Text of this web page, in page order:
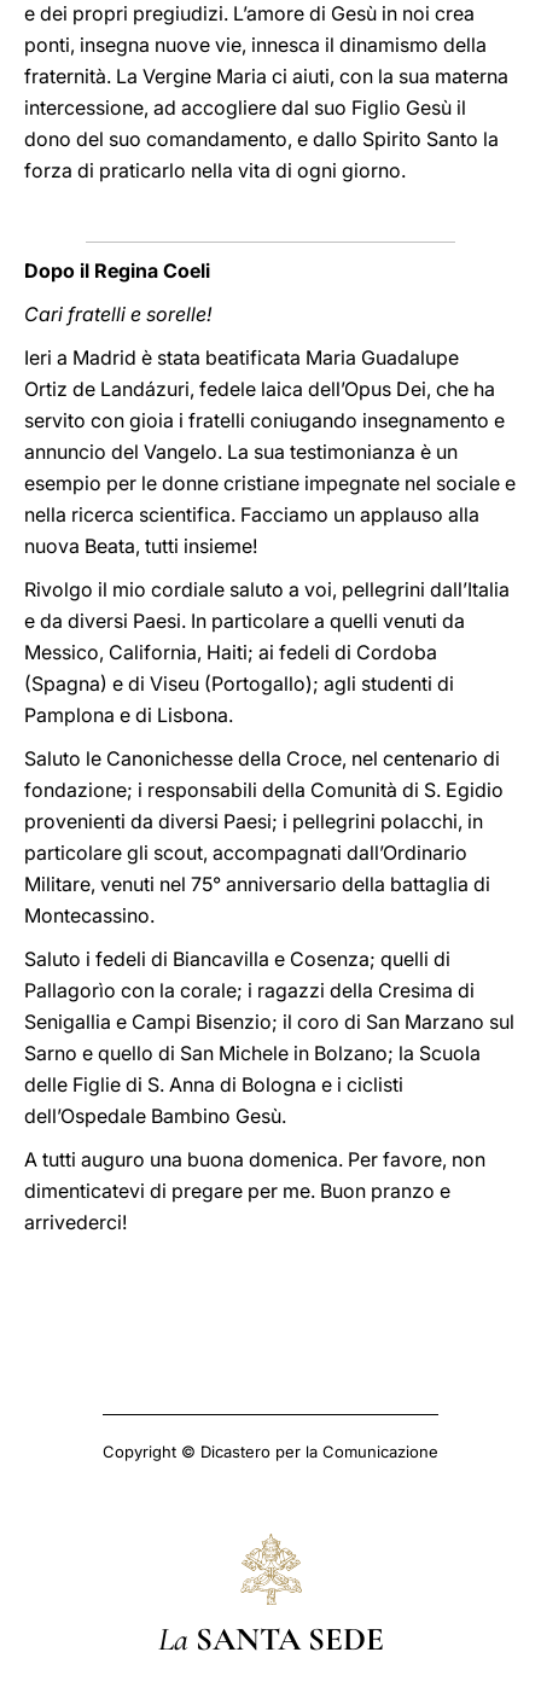
e dei propri pregiudizi. L’amore di Gesù in noi crea
ponti, insegna nuove vie, innesca il dinamismo della
fraternità. La Vergine Maria ci aiuti, con la sua materna
intercessione, ad accogliere dal suo Figlio Gesù il
dono del suo comandamento, e dallo Spirito Santo la
forza di praticarlo nella vita di ogni giorno.
Dopo il Regina Coeli
Cari fratelli e sorelle!
Ieri a Madrid è stata beatificata Maria Guadalupe
Ortiz de Landázuri, fedele laica dell’Opus Dei, che ha
servito con gioia i fratelli coniugando insegnamento e
annuncio del Vangelo. La sua testimonianza è un
esempio per le donne cristiane impegnate nel sociale e
nella ricerca scientifica. Facciamo un applauso alla
nuova Beata, tutti insieme!
Rivolgo il mio cordiale saluto a voi, pellegrini dall’Italia
e da diversi Paesi. In particolare a quelli venuti da
Messico, California, Haiti; ai fedeli di Cordoba
(Spagna) e di Viseu (Portogallo); agli studenti di
Pamplona e di Lisbona.
Saluto le Canonichesse della Croce, nel centenario di
fondazione; i responsabili della Comunità di S. Egidio
provenienti da diversi Paesi; i pellegrini polacchi, in
particolare gli scout, accompagnati dall’Ordinario
Militare, venuti nel 75° anniversario della battaglia di
Montecassino.
Saluto i fedeli di Biancavilla e Cosenza; quelli di
Pallagorìo con la corale; i ragazzi della Cresima di
Senigallia e Campi Bisenzio; il coro di San Marzano sul
Sarno e quello di San Michele in Bolzano; la Scuola
delle Figlie di S. Anna di Bologna e i ciclisti
dell’Ospedale Bambino Gesù.
A tutti auguro una buona domenica. Per favore, non
dimenticatevi di pregare per me. Buon pranzo e
arrivederci!
Copyright © Dicastero per la Comunicazione
La SANTA SEDE